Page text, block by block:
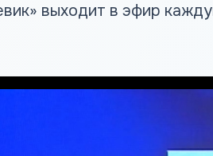
выходит в эфир